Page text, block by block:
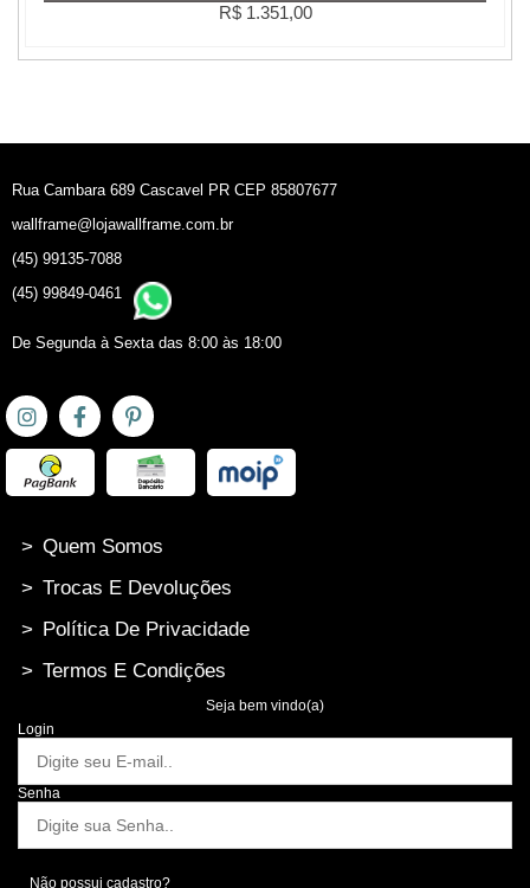
R$ 1.351,00
Rua Cambara 689 Cascavel PR CEP 85807677
wallframe@lojawallframe.com.br
(45) 99135-7088
(45) 99849-0461
De Segunda à Sexta das 8:00 às 18:00
> Quem Somos
> Trocas E Devoluções
> Política De Privacidade
> Termos E Condições
Seja bem vindo(a)
Login
Senha
Não possui cadastro?